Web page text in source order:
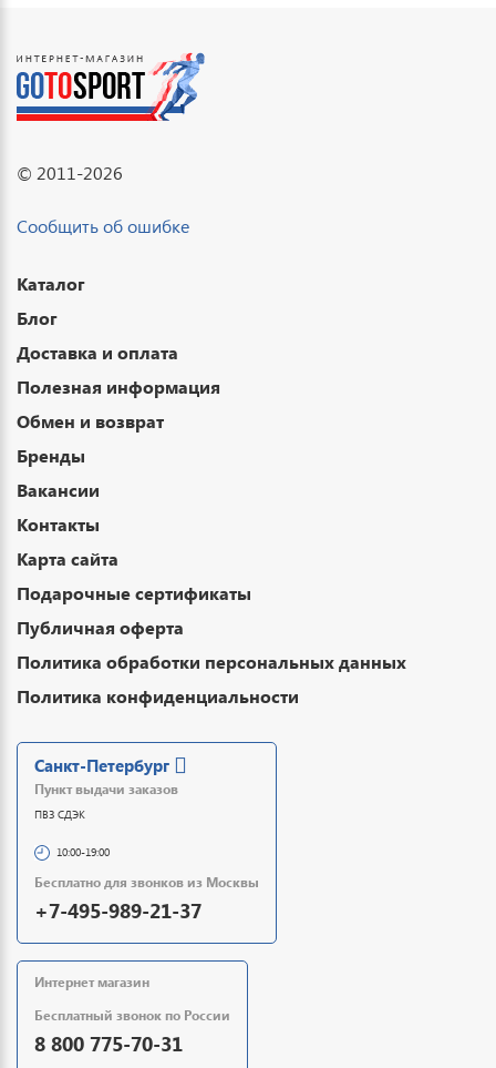
© 2011-2026
Сообщить об ошибке
Каталог
Блог
Доставка и оплата
Полезная информация
Обмен и возврат
Бренды
Вакансии
Контакты
Карта сайта
Подарочные сертификаты
Публичная оферта
Политика обработки персональных данных
Политика конфиденциальности
Санкт-Петербург
Пункт выдачи заказов
ПВЗ СДЭК
10:00-19:00
Бесплатно для звонков из Москвы
+7-495-989-21-37
Интернет магазин
Бесплатный звонок по России
8 800 775-70-31